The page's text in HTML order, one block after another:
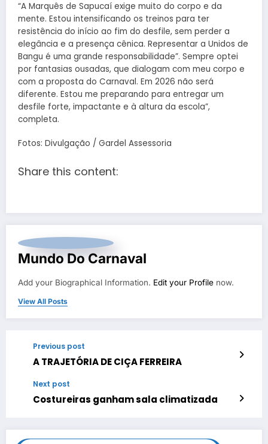
“A Marquês de Sapucaí exige muito do corpo e da
mente. Estou intensificando os treinos para ter
resistência do início ao fim do desfile, sem perder a
elegância e a presença cênica. Representar a Unidos de
Bangu é uma grande responsabilidade”. Sempre optei
por fantasias ousadas, que dialogam com meu corpo e
com a proposta do Carnaval. Em 2026 não será
diferente. Estou me preparando para entregar um
desfile forte, impactante e à altura da escola”,
completa.
Fotos: Divulgação / Gardel Assessoria
Share this content:
Mundo Do Carnaval
Add your Biographical Information. Edit your Profile now.
View All Posts
Previous post
A TRAJETÓRIA DE CIÇA FERREIRA
Next post
Costureiras ganham sala climatizada